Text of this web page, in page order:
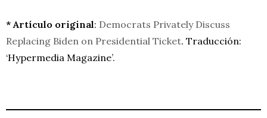
* Artículo original: Democrats Privately Discuss
Replacing Biden on Presidential Ticket. Traducción:
‘Hypermedia Magazine’.